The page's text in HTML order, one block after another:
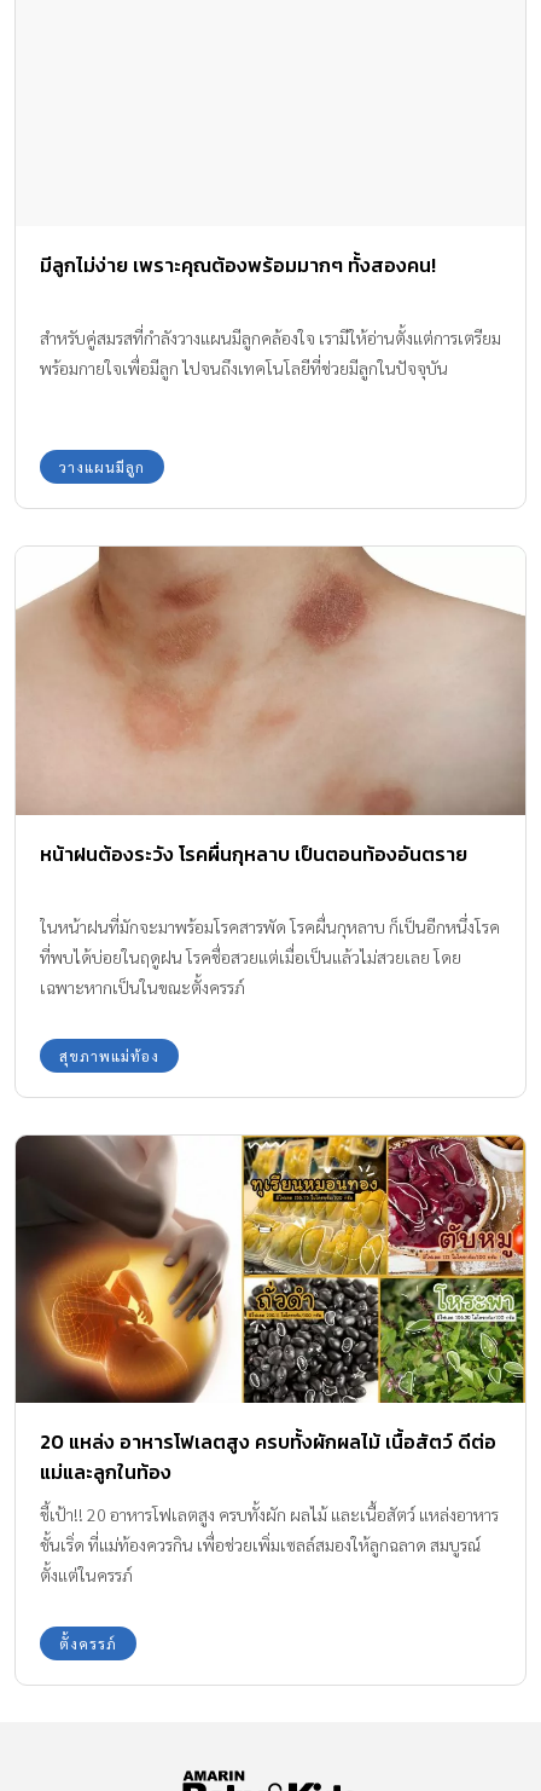
มีลูกไม่ง่าย เพราะคุณต้องพร้อมมากๆ ทั้งสองคน!
สำหรับคู่สมรสที่กำลังวางแผนมีลูกคล้องใจ เรามีให้อ่านตั้งแต่การเตรียม
พร้อมกายใจเพื่อมีลูก ไปจนถึงเทคโนโลยีที่ช่วยมีลูกในปัจจุบัน
วางแผนมีลูก
หน้าฝนต้องระวัง โรคผื่นกุหลาบ เป็นตอนท้องอันตราย
ในหน้าฝนที่มักจะมาพร้อมโรคสารพัด โรคผื่นกุหลาบ ก็เป็นอีกหนึ่งโรค
ที่พบได้บ่อยในฤดูฝน โรคชื่อสวยแต่เมื่อเป็นแล้วไม่สวยเลย โดย
เฉพาะหากเป็นในขณะตั้งครรภ์
สุขภาพแม่ท้อง
20 แหล่ง อาหารโฟเลตสูง ครบทั้งผักผลไม้ เนื้อสัตว์ ดีต่อ
แม่และลูกในท้อง
ชี้เป้า!! 20 อาหารโฟเลตสูง ครบทั้งผัก ผลไม้ และเนื้อสัตว์ แหล่งอาหาร
ชั้นเริ่ด ที่แม่ท้องควรกิน เพื่อช่วยเพิ่มเซลล์สมองให้ลูกฉลาด สมบูรณ์
ตั้งแต่ในครรภ์
ตั้งครรภ์